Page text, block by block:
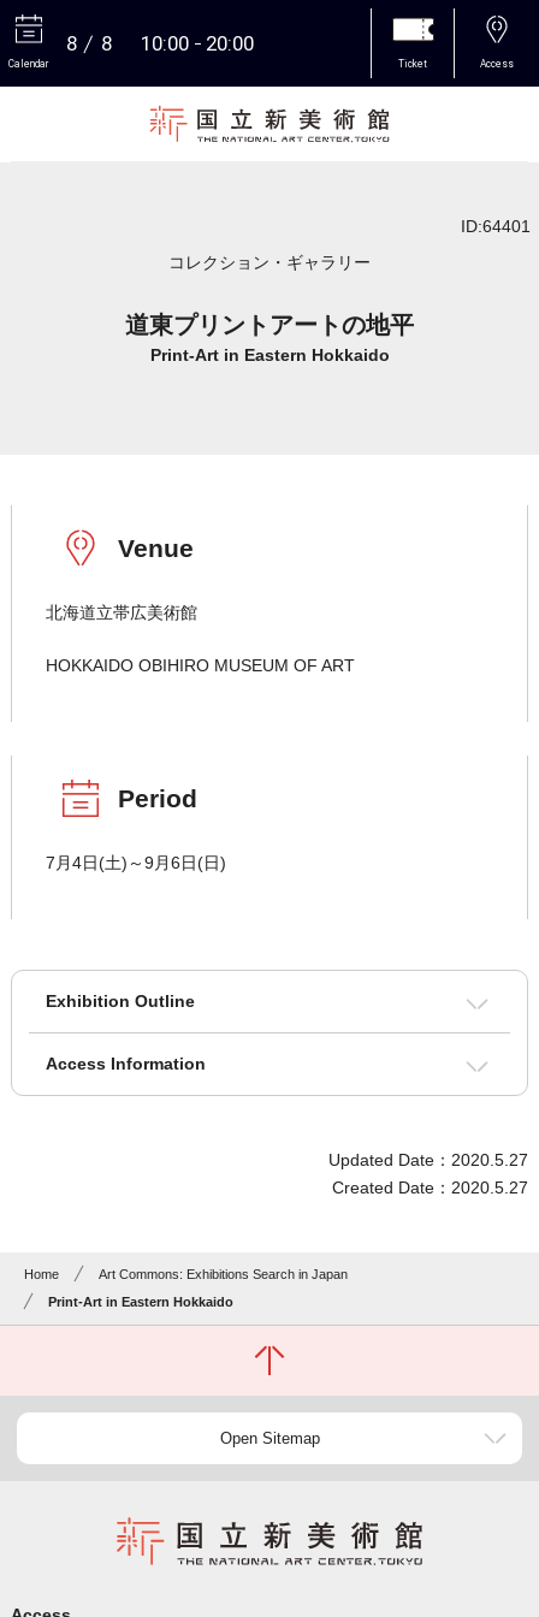
Calendar
8 8 10:00 20:00
Ticket Access
ID:64401
コレクション・ギャラリー
道東プリントアートの地平
Print-Art in Eastern Hokkaido
Venue
北海道立帯広美術館
HOKKAIDO OBIHIRO MUSEUM OF ART
Period
7月4日(土)～9月6日(日)
Exhibition Outline
Access Information
Updated Date：2020.5.27
Created Date：2020.5.27
Home
Art Commons: Exhibitions Search in Japan
Print-Art in Eastern Hokkaido
Open Sitemap